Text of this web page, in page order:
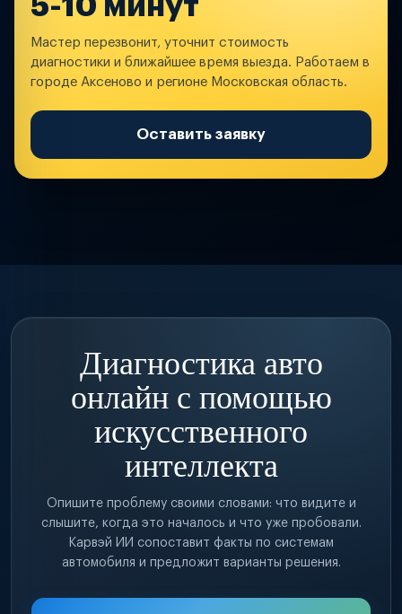
5-10 минут
Мастер перезвонит, уточнит стоимость
диагностики и ближайшее время выезда. Работаем в
городе Аксеново и регионе Московская область.
Оставить заявку
Диагностика авто
онлайн с помощью
искусственного
интеллекта
Опишите проблему своими словами: что видите и
слышите, когда это началось и что уже пробовали.
Карвэй ИИ сопоставит факты по системам
автомобиля и предложит варианты решения.